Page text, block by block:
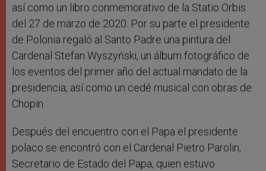
así como un libro conmemorativo de la Statio Orbis
del 27 de marzo de 2020. Por su parte el presidente
de Polonia regaló al Santo Padre una pintura del
Cardenal Stefan Wyszyński, un álbum fotográfico de
los eventos del primer año del actual mandato de la
presidencia, así como un cedé musical con obras de
Chopin.
Después del encuentro con el Papa el presidente
polaco se encontró con el Cardenal Pietro Parolin,
Secretario de Estado del Papa, quien estuvo